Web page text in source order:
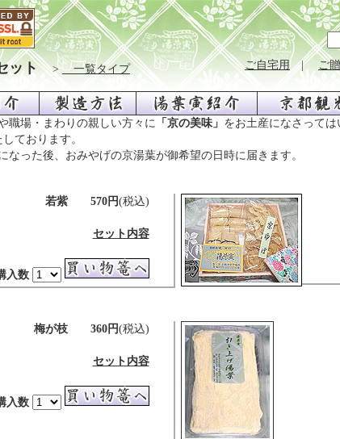
ット> 一覧タイプ ご自宅用| ご
職場・まわりの親しい方々に 「京の美味」 をお土産になさっては
ております。
った後、おみやげの京湯葉が御希望の日時に届きます。
若紫 570円(税込)
セット内容
入数
梅が枝 360円(税込)
セット内容
入数